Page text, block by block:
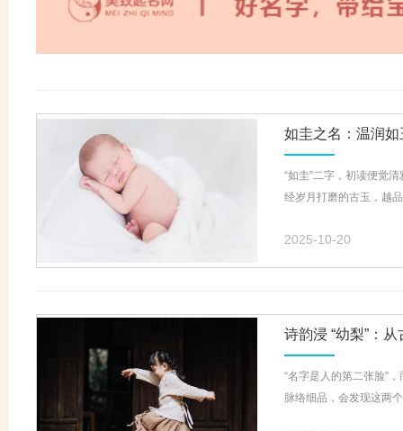
如圭之名：温润
“如圭”二字，初读便觉
经岁月打磨的古玉，越
2025-10-20
诗韵浸 “幼梨”：
“名字是人的第二张脸”
脉络细品，会发现这两